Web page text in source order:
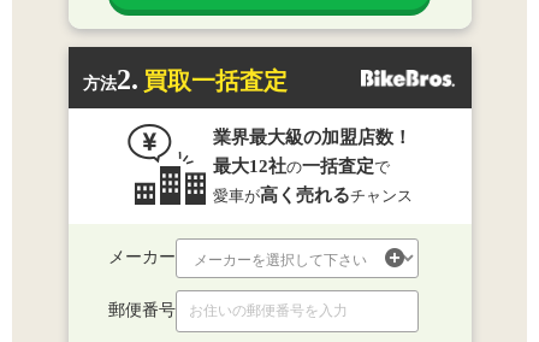
方法2. 買取一括査定
業界最大級の加盟店数！
最大12社の一括査定で
愛車が高く売れるチャンス
メーカー
郵便番号